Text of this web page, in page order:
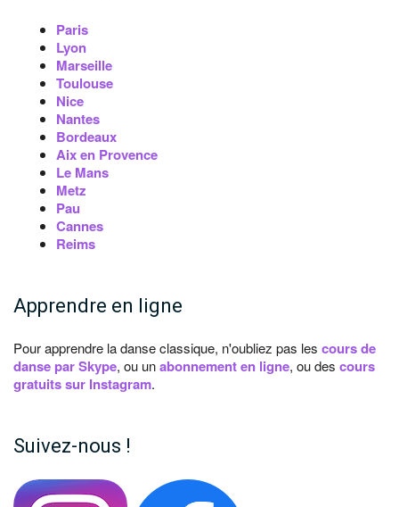
Paris
Lyon
Marseille
Toulouse
Nice
Nantes
Bordeaux
Aix en Provence
Le Mans
Metz
Pau
Cannes
Reims
Apprendre en ligne
Pour apprendre la danse classique, n'oubliez pas les cours de
danse par Skype, ou unabonnement en ligne, ou des cours
gratuits sur Instagram.
Suivez-nous !